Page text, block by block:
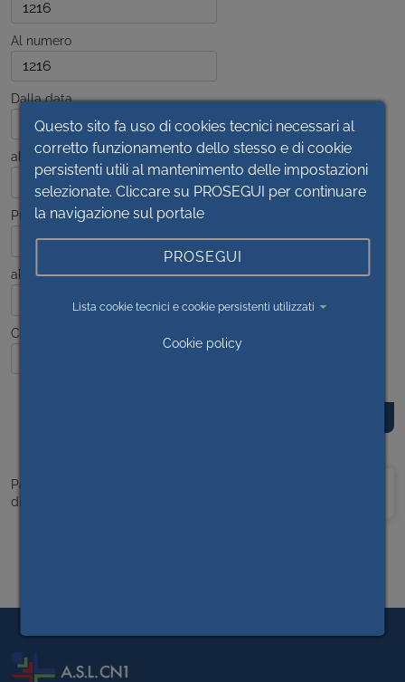
Al numero
Dalla data
alla data
Pubblicato dal
al
Contenuto
Pagina 1
di 1
Questo sito fa uso di cookies tecnici necessari al
corretto funzionamento dello stesso e di cookie
persistenti utili al mantenimento delle impostazioni
selezionate. Cliccare su PROSEGUI per continuare
la navigazione sul portale
PROSEGUI
Lista cookie tecnici e cookie persistenti utilizzati
Cookie policy